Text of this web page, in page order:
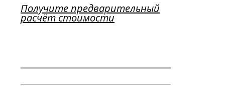
Получите предварительный
расчёт стоимости